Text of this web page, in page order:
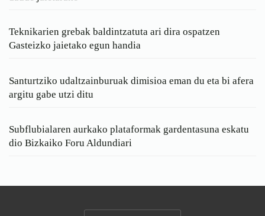
Teknikarien grebak baldintzatuta ari dira ospatzen
Gasteizko jaietako egun handia
Santurtziko udaltzainburuak dimisioa eman du eta bi afera
argitu gabe utzi ditu
Subflubialaren aurkako plataformak gardentasuna eskatu
dio Bizkaiko Foru Aldundiari